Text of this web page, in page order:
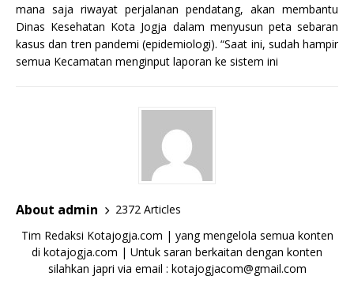
mana saja riwayat perjalanan pendatang, akan membantu
Dinas Kesehatan Kota Jogja dalam menyusun peta sebaran
kasus dan tren pandemi (epidemiologi). “Saat ini, sudah hampir
semua Kecamatan menginput laporan ke sistem ini
About admin
2372 Articles
Tim Redaksi Kotajogja.com | yang mengelola semua konten
di kotajogja.com | Untuk saran berkaitan dengan konten
silahkan japri via email : kotajogjacom@gmail.com